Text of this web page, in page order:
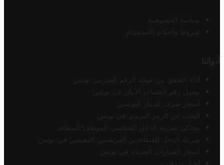
سياسة الخصوصية
شروط وأحكام الاستخدام
أدواتنا
أداة التحقق من صحة الرقم الضريبي تونس
محول رقم الحساب الآيبان في تونس
أسعار صرف الدينار التونسي
البحث عن الرمز البريدي في تونس
محاكي ضريبة الدخل الشخصي للموظف/المتقاعد
ضريبة الدخل للمتقاعدين الفرنسيين المقيمين في تونس
أسعار السيارات الجديدة في تونس